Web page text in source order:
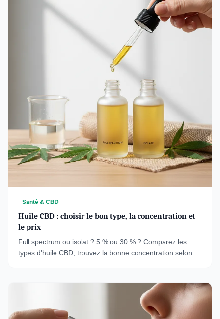
Santé & CBD
Huile CBD : choisir le bon type, la concentration et
le prix
Full spectrum ou isolat ? 5 % ou 30 % ? Comparez les
types d'huile CBD, trouvez la bonne concentration selon